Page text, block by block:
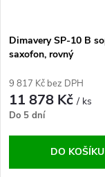
Dimavery SP-10 B
saxofon, rovný
9 817 Kč bez DPH
11 878 Kč/ ks
Do 5 dní
DO KOŠÍKU